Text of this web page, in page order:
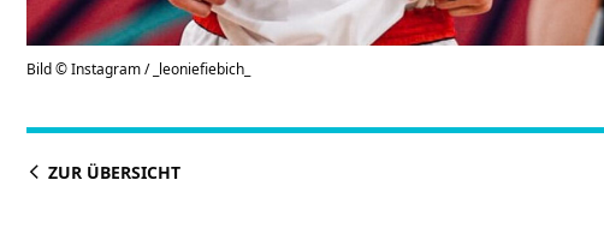
Bild © Instagram / _leoniefiebich_
ZUR ÜBERSICHT